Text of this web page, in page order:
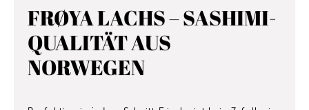
FRØYA LACHS – SASHIMI-
QUALITÄT AUS
NORWEGEN